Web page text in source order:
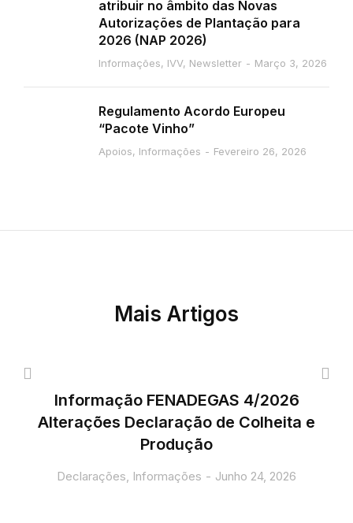
atribuir no âmbito das Novas
Autorizações de Plantação para
2026 (NAP 2026)
Informações, IVV, Newsletter Março 3, 2026
Regulamento Acordo Europeu
“Pacote Vinho”
Apoios, Informações Fevereiro 26, 2026
Mais Artigos
Informação FENADEGAS 4/2026
Alterações Declaração de Colheita e
Produção
Declarações, Informações Junho 24, 2026